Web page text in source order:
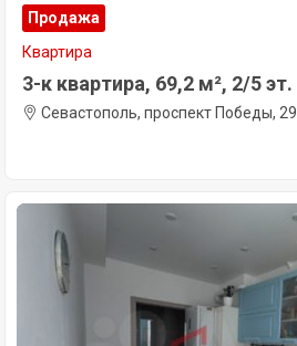
Продажа
Квартира
3-к квартира, 69,2 м², 2/5 эт.
Севастополь, проспект Победы, 29